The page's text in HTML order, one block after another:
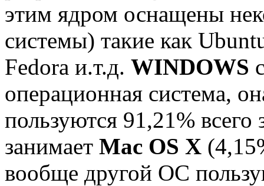
этим ядром оснащены
системы) такие как
Fedora и.т.д. WINDOWS
операционная система,
пользуются 91,21%
занимает Mac OS X
вообще другой ОС